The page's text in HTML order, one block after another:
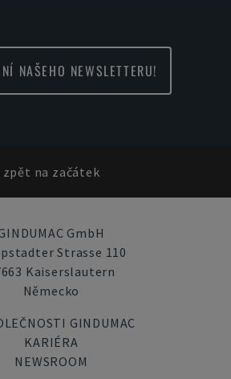
NAŠEHO NEWSLETTERU!
zpět na začátek
GmbH
Strasse 110
Kaiserslautern
Německo
GINDUMAC
KARIÉRA
NEWSROOM